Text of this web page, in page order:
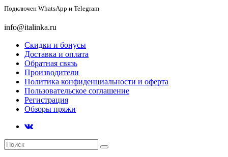
Подключен WhatsApp и Telegram
info@italinka.ru
Скидки и бонусы
Доставка и оплата
Обратная связь
Производители
Политика конфиденциальности и оферта
Пользовательское соглашение
Регистрация
Обзоры пряжи